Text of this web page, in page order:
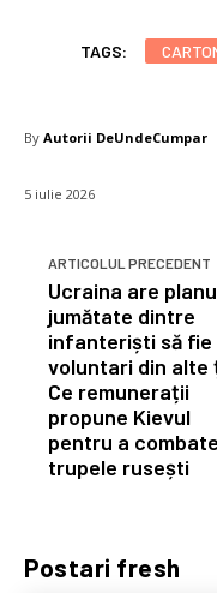
Postari fresh
TAGS:
By Autorii DeUndeCumpar
5 iulie 2026
ARTICOLUL PRECEDENT
Ucraina are
jumătate dintre
infanteriști să fie
voluntari din alte
Ce remunerații
propune Kievul
pentru a combate
trupele rusești